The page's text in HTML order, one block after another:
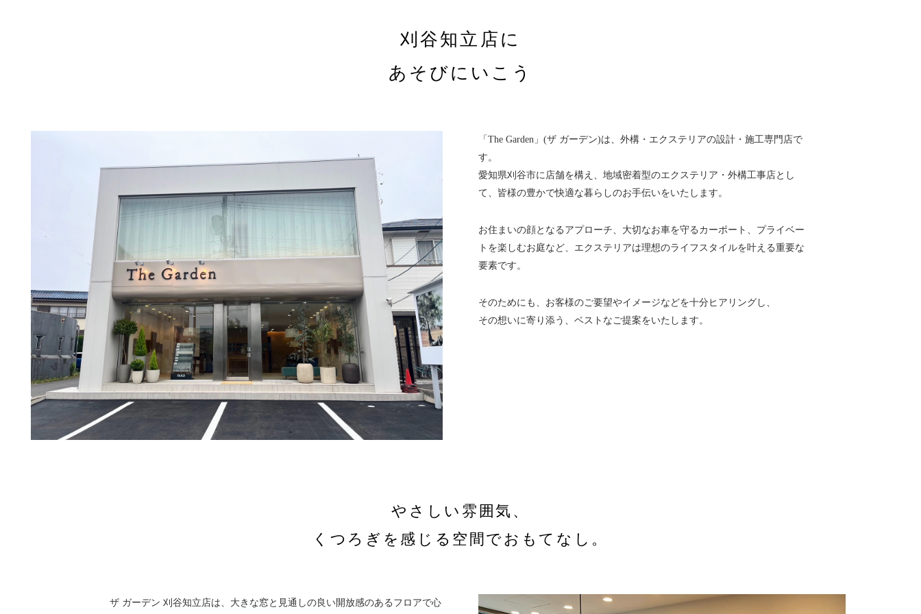
刈谷知立店に
あそびにいこう
「The Garden」(ザ ガーデン)は、外構・エクステリアの設計・施工専門店で
す。
愛知県刈谷市に店舗を構え、地域密着型のエクステリア・外構工事店とし
て、皆様の豊かで快適な暮らしのお手伝いをいたします。
お住まいの顔となるアプローチ、大切なお車を守るカーポート、プライベー
トを楽しむお庭など、エクステリアは理想のライフスタイルを叶える重要な
要素です。
そのためにも、お客様のご要望やイメージなどを十分ヒアリングし、
その想いに寄り添う、ベストなご提案をいたします。
やさしい雰囲気、
くつろぎを感じる空間でおもてなし。
ザ ガーデン 刈谷知立店は、大きな窓と見通しの良い開放感のあるフロアで心